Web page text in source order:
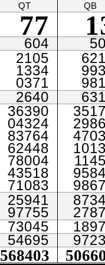
QT
77
604
2105
1334
0371
2640
36390
04324
83764
62448
78004
43518
71083
25941
97755
73045
54695
568403
QB